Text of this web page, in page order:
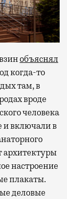
объяснял
когда-то
там, в
вроде
человека
и включали в
архитектуры
настроение
плакаты.
деловые